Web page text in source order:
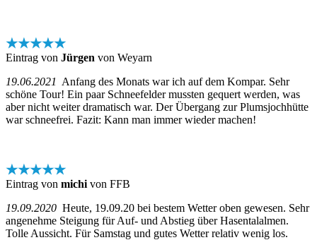
★★★★★
Eintrag von Jürgen von Weyarn
19.06.2021 Anfang des Monats war ich auf dem Kompar. Sehr
schöne Tour! Ein paar Schneefelder mussten gequert werden, was
aber nicht weiter dramatisch war. Der Übergang zur Plumsjochhütte
war schneefrei. Fazit: Kann man immer wieder machen!
★★★★★
Eintrag von michi von FFB
19.09.2020 Heute, 19.09.20 bei bestem Wetter oben gewesen. Sehr
angenehme Steigung für Auf- und Abstieg über Hasentalalmen.
Tolle Aussicht. Für Samstag und gutes Wetter relativ wenig los.